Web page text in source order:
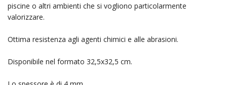
piscine o altri ambienti che si vogliono particolarmente
valorizzare.
Ottima resistenza agli agenti chimici e alle abrasioni.
Disponibile nel formato 32,5x32,5 cm.